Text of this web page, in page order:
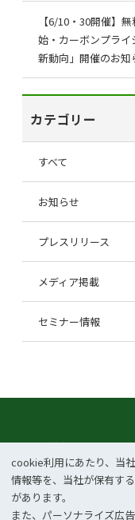
【6/10・30開催】
始・カーボンプラ
新動向」開催のお知
カテゴリー
すべて
お知らせ
プレスリリース
メディア掲載
セミナー情報
企業情報
CSR
お問い合わせ
cookie利⽤にあたり、当
情報等を、当社が保有す
があります。
また、パーソナライズ広